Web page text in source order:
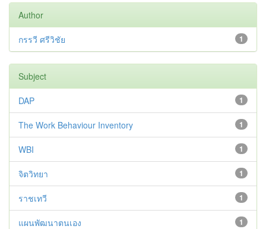
Author
1
กรรวี ศรีวิชัย
Subject
1
DAP
1
The Work Behaviour Inventory
1
WBI
1
จิตวิทยา
1
ราชเทวี
1
แผนพัฒนาตนเอง